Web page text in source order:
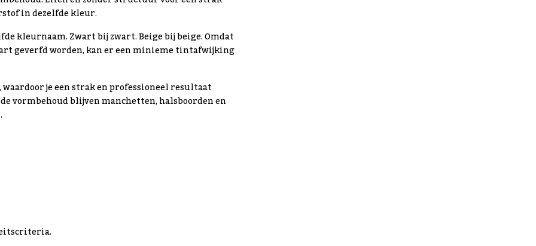
in dezelfde kleur.
kleurnaam. Zwart bij zwart. Beige bij beige. Omdat
geverfd worden, kan er een minieme tintafwijking
je een strak en professioneel resultaat
vormbehoud blijven manchetten, halsboorden en